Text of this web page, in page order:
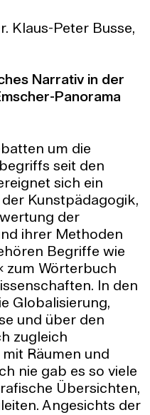
Klaus-Peter Busse,
Narrativ in der
Panorama
um die
seit den
sich ein
Kunstpädagogik,
der
ihrer Methoden
Begriffe wie
zum Wörterbuch
In den
Globalisierung,
und über den
zugleich
Räumen und
nie gab es so viele
Übersichten,
Angesichts der